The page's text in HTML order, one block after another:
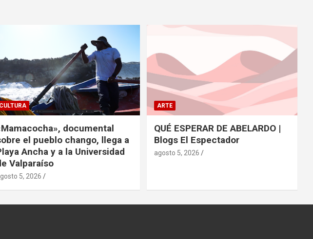
CULTURA
documental
el pueblo chango, llega a
Ancha y a la Universidad
Valparaíso
5, 2026
ARTE
QUÉ ESPERAR DE ABELARDO |
Blogs El Espectador
agosto 5, 2026